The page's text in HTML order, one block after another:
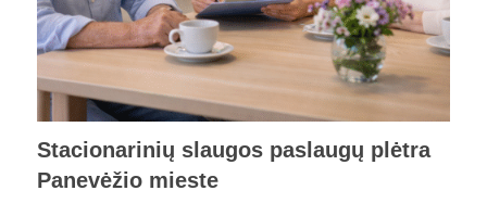
Stacionarinių slaugos paslaugų plėtra
Panevėžio mieste